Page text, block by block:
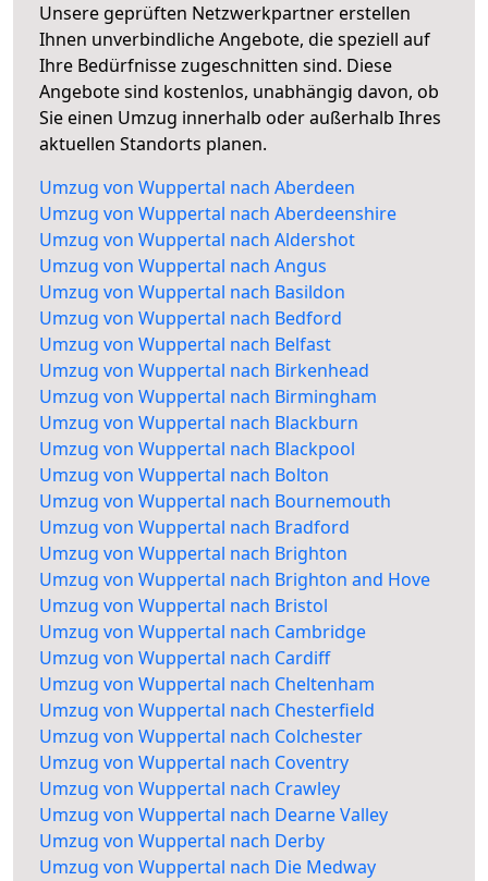
Unsere geprüften Netzwerkpartner erstellen
Ihnen unverbindliche Angebote, die speziell auf
Ihre Bedürfnisse zugeschnitten sind. Diese
Angebote sind kostenlos, unabhängig davon, ob
Sie einen Umzug innerhalb oder außerhalb Ihres
aktuellen Standorts planen.
Umzug von Wuppertal nach Aberdeen
Umzug von Wuppertal nach Aberdeenshire
Umzug von Wuppertal nach Aldershot
Umzug von Wuppertal nach Angus
Umzug von Wuppertal nach Basildon
Umzug von Wuppertal nach Bedford
Umzug von Wuppertal nach Belfast
Umzug von Wuppertal nach Birkenhead
Umzug von Wuppertal nach Birmingham
Umzug von Wuppertal nach Blackburn
Umzug von Wuppertal nach Blackpool
Umzug von Wuppertal nach Bolton
Umzug von Wuppertal nach Bournemouth
Umzug von Wuppertal nach Bradford
Umzug von Wuppertal nach Brighton
Umzug von Wuppertal nach Brighton and Hove
Umzug von Wuppertal nach Bristol
Umzug von Wuppertal nach Cambridge
Umzug von Wuppertal nach Cardiff
Umzug von Wuppertal nach Cheltenham
Umzug von Wuppertal nach Chesterfield
Umzug von Wuppertal nach Colchester
Umzug von Wuppertal nach Coventry
Umzug von Wuppertal nach Crawley
Umzug von Wuppertal nach Dearne Valley
Umzug von Wuppertal nach Derby
Umzug von Wuppertal nach Die Medway